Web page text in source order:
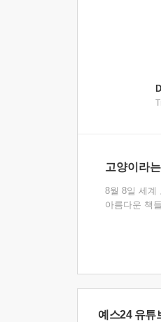
고양이라는
8월 8일 세계
아름다운 책
예스24 유튜